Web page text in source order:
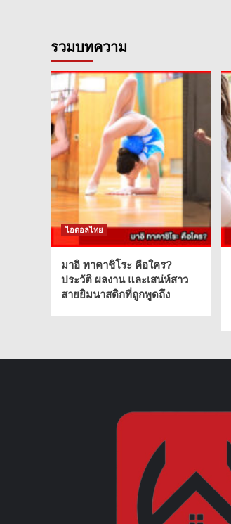
รวมบทความ
ไอดอลไทย
มาอิ ทาคาชิโระ คือใคร?
ประวัติ ผลงาน และเสน่ห์สาว
สายยิมนาสติกที่ถูกพูดถึง